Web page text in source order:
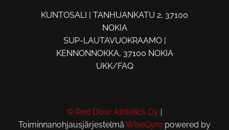
KUNTOSALI | TANHUANKATU 2, 37100
NOKIA
SUP-LAUTAVUOKRAAMO |
KENNONNOKKA, 37100 NOKIA
UKK/FAQ
© Red Door Athletics Oy|
Toiminnanohjausjärjestelmä WiseGym powered by